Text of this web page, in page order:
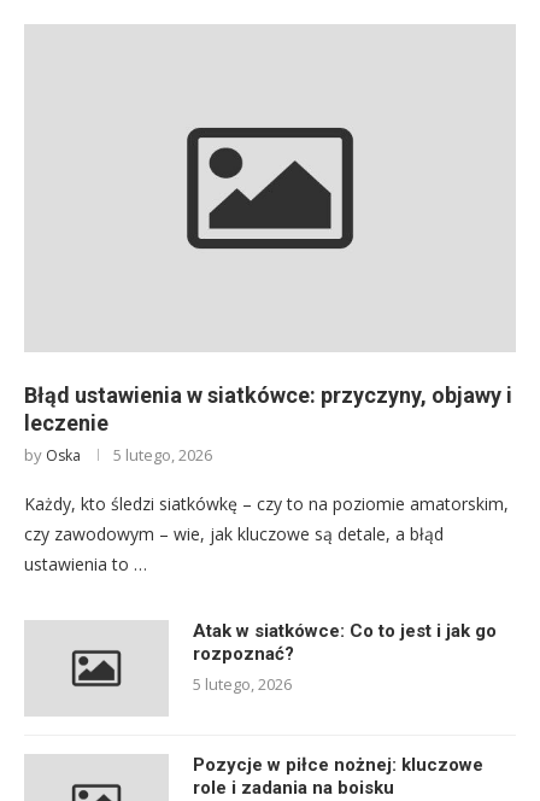
Błąd ustawienia w siatkówce: przyczyny, objawy i
leczenie
by Oska 5 lutego, 2026
Każdy, kto śledzi siatkówkę – czy to na poziomie amatorskim,
czy zawodowym – wie, jak kluczowe są detale, a błąd
ustawienia to …
Atak w siatkówce: Co to jest i jak go
rozpoznać?
5 lutego, 2026
Pozycje w piłce nożnej: kluczowe
role i zadania na boisku